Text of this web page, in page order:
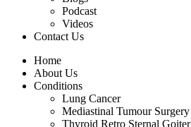
Podcast
Videos
Contact Us
Home
About Us
Conditions
Lung Cancer
Mediastinal Tumour Surgery
Thyroid Retro Sternal Goiter